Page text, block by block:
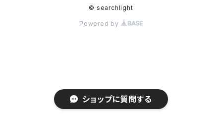
ショップに質問する
© searchlight
Powered by